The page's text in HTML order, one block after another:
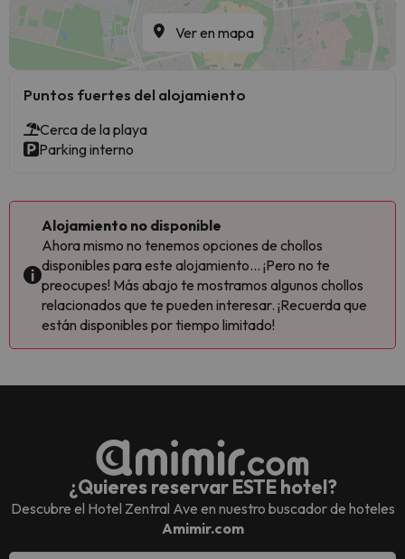
Ver en mapa
Puntos fuertes del alojamiento
Cerca de la playa
Parking interno
Alojamiento no disponible
Ahora mismo no tenemos opciones de chollos
disponibles para este alojamiento... ¡Pero no te
preocupes! Más abajo te mostramos algunos chollos
relacionados que te pueden interesar. ¡Recuerda que
están disponibles por tiempo limitado!
¿Quieres reservar ESTE hotel?
Descubre el Hotel Zentral Ave en nuestro buscador de hoteles
Amimir.com